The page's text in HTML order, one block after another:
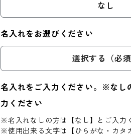
なし
名入れをお選びください
選択する（必須
名入れをご入力ください。※なし
力ください
※名入れなしの方は【なし】とご入力
※使用出来る文字は【ひらがな・カタ